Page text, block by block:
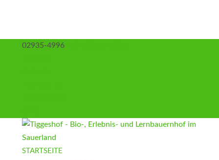
02935-4996
STARTSEITE